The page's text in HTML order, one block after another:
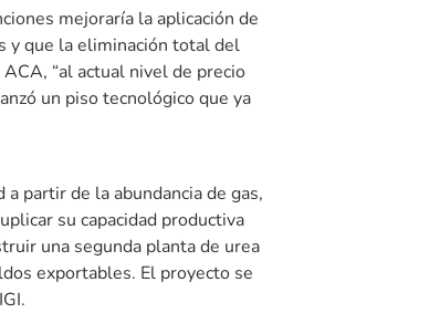
mejoraría la aplicación de
y que la eliminación total del
“al actual nivel de precio
un piso tecnológico que ya
partir de la abundancia de gas,
su capacidad productiva
una segunda planta de urea
exportables. El proyecto se